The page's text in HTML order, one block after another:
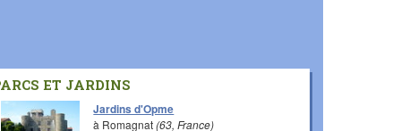
ET JARDINS
Jardins d'Opme
à Romagnat(63, France)